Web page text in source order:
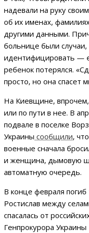
надевали на руку
об их именах,
другими данными.
больнице были
идентифицировать —
ребенок потерялся.
просто, но она спасет
На Киевщине,
или по пути в нее. В
подвале в поселке
Украины сообщили,
военные сначала
и женщина, дымовую
автоматную очередь.
В конце февраля
Ростислав между
спасалась от
Генпрокурора